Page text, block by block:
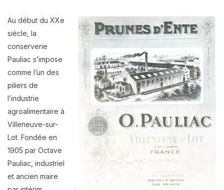
Au début du XXe
siècle, la
conserverie
Pauliac s’impose
comme l’un des
piliers de
l’industrie
agroalimentaire à
Villeneuve-sur-
Lot. Fondée en
1905 par Octave
Pauliac, industriel
et ancien maire